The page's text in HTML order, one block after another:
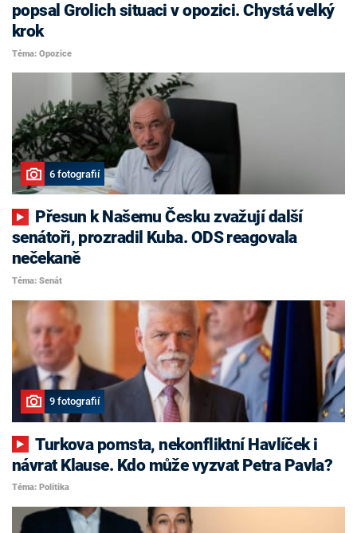
popsal Grolich situaci v opozici. Chystá velký
krok
Téma: Opozice
6 fotografií
senátoři, prozradil Kuba. ODS reagovala
nečekaně
Téma: Senát
9 fotografií
Turkova pomsta, nekonfliktní Havlíček i
návrat Klause. Kdo může vyzvat Petra Pavla?
Téma: Politika